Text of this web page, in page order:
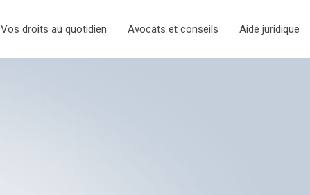
Vos droits au quotidien Avocats et conseils Aide juridique